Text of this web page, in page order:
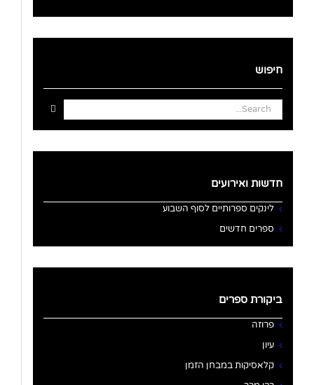
חיפוש
Search
for:
חדשות ואירועים
לינקים ספרותיים לסוף השבוע
ספרים חדשים
ביקורת ספרים
פרוזה
עיון
קלאסיקות במבחן הזמן